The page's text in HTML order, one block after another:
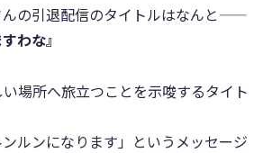
の引退配信のタイトルはなんと――
わな』
場所へ旅立つことを示唆するタイト
ンルンになります」というメッセージ